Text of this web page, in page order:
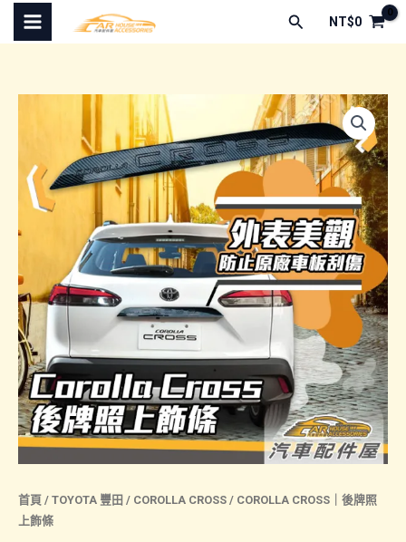
搜
尋
NT$0
首頁 / TOYOTA 豐田 / COROLLA CROSS / COROLLA CROSS｜後牌照
上飾條